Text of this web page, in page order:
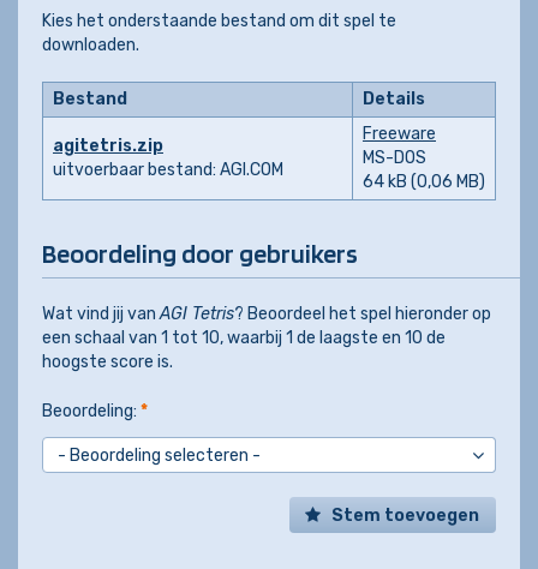
Kies het onderstaande bestand om dit spel te
downloaden.
Bestand Details
agitetris.zip
uitvoerbaar bestand: AGI.COM
Freeware
MS-DOS
64 kB (0,06 MB)
Beoordeling door gebruikers
Wat vind jij vanAGI Tetris? Beoordeel het spel hieronder op
een schaal van 1 tot 10, waarbij 1 de laagste en 10 de
hoogste score is.
Beoordeling: *
Stem toevoegen